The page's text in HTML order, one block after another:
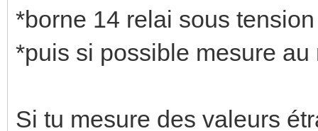
*borne 14 relai sous tension
*puis si possible mesure au
Si tu mesure des valeurs